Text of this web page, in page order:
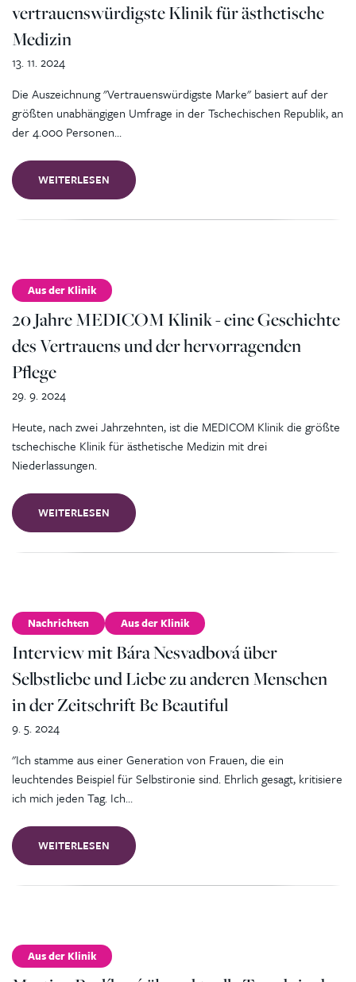
vertrauenswürdigste Klinik für ästhetische
Medizin
Die Auszeichnung "Vertrauenswürdigste Marke" basiert auf der
größten unabhängigen Umfrage in der Tschechischen Republik, an
der 4.000 Personen…
WEITERLESEN
13. 11. 2024
20 Jahre MEDICOM Klinik - eine Geschichte
des Vertrauens und der hervorragenden
Pflege
Aus der Klinik
Heute, nach zwei Jahrzehnten, ist die MEDICOM Klinik die größte
tschechische Klinik für ästhetische Medizin mit drei
Niederlassungen.
WEITERLESEN
29. 9. 2024
Interview mit Bára Nesvadbová über
Selbstliebe und Liebe zu anderen Menschen
in der Zeitschrift Be Beautiful
Nachrichten Aus der Klinik
"Ich stamme aus einer Generation von Frauen, die ein
leuchtendes Beispiel für Selbstironie sind. Ehrlich gesagt, kritisiere
ich mich jeden Tag. Ich…
WEITERLESEN
9. 5. 2024
Aus der Klinik